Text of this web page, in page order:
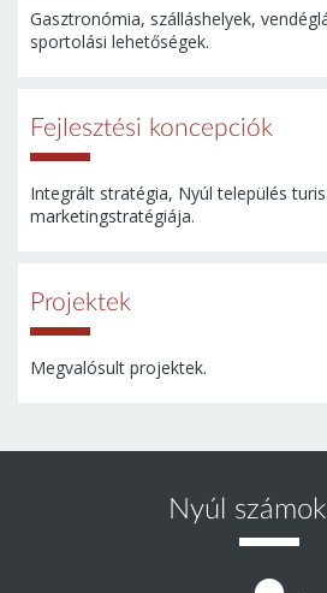
Gasztronómia, szálláshelyek,
sportolási lehetőségek.
Fejlesztési koncepciók
Integrált stratégia, Nyúl település
marketingstratégiája.
Projektek
Megvalósult projektek.
Nyúl